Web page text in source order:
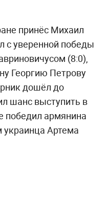
принёс Михаил
с уверенной победы
(8:0),
Георгию Петрову
дошёл до
шанс выступить в
победил армянина
украинца Артема